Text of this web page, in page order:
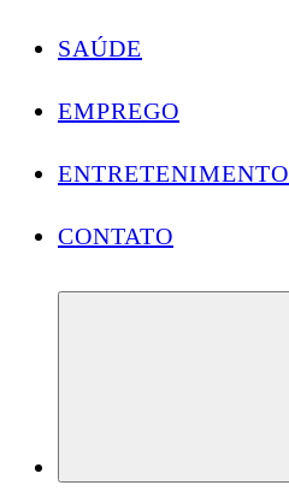
SAÚDE
EMPREGO
ENTRETENIMENTO
CONTATO